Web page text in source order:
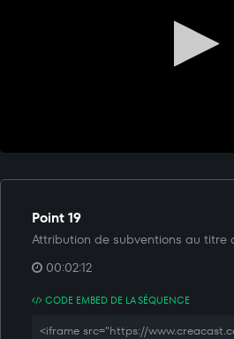
Point 19
Attribution de subventions au titre
00:02:12
CODE EMBED DE LA SÉQUENCE
<iframe src="https://